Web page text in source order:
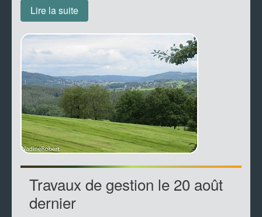
Lire la suite
Travaux de gestion le 20 août
dernier